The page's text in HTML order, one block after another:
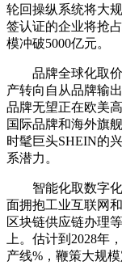
轮回操纵系统将大
签认证的企业将抢
模冲破5000亿元。
品牌全球化取价
产转向自从品牌输
品牌无望正在欧美
国际品牌和海外旗
时髦巨头SHEIN的
系潜力。
智能化取数字化
面拥抱工业互联网
区块链供应链办理
上。估计到2028年
产线%，鞭策大规模